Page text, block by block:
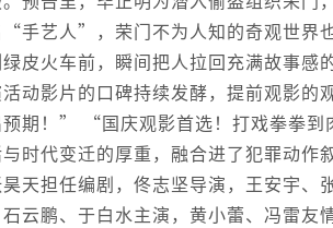
手艺人”，荣门不为人知的奇观世界
皮火车前，瞬间把人拉回充满故事
动影片的口碑持续发酵，提前观影
预期！” “国庆观影首选！打戏拳拳
时代变迁的厚重，融合进了犯罪动
天担任编剧，佟志坚导演，王安宇、
云鹏、于白水主演，黄小蕾、冯雷友